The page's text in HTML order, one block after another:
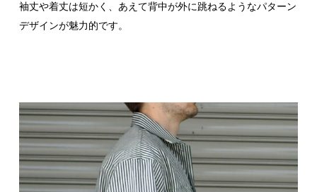
袖丈や着丈は短かく、あえて背中が外に跳ねるようなパターン
デザインが魅力的です。